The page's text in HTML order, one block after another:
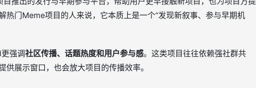
热门Meme项目的人来说，它本质上是一个“发现新叙事、参与早期机
强调社区传播、话题热度和用户参与感。这类项目往往依赖强社群共
展示窗口，也会放大项目的传播效率。